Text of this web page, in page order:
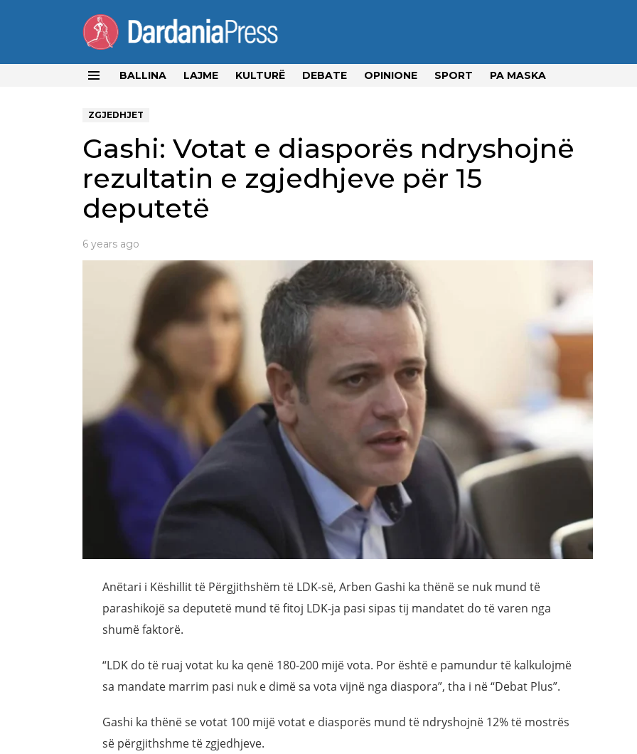
BALLINA LAJME KULTURË DEBATE OPINIONE SPORT PA MASKA
ZGJEDHJET
Gashi: Votat e diasporës ndryshojnë
rezultatin e zgjedhjeve për 15
deputetë
6 years ago
Anëtari i Këshillit të Përgjithshëm të LDK-së, Arben Gashi ka thënë se nuk mund të
parashikojë sa deputetë mund të fitoj LDK-ja pasi sipas tij mandatet do të varen nga
shumë faktorë.
“LDK do të ruaj votat ku ka qenë 180-200 mijë vota. Por është e pamundur të kalkulojmë
sa mandate marrim pasi nuk e dimë sa vota vijnë nga diaspora”, tha i në “Debat Plus”.
Gashi ka thënë se votat 100 mijë votat e diasporës mund të ndryshojnë 12% të mostrës
së përgjithshme të zgjedhjeve.